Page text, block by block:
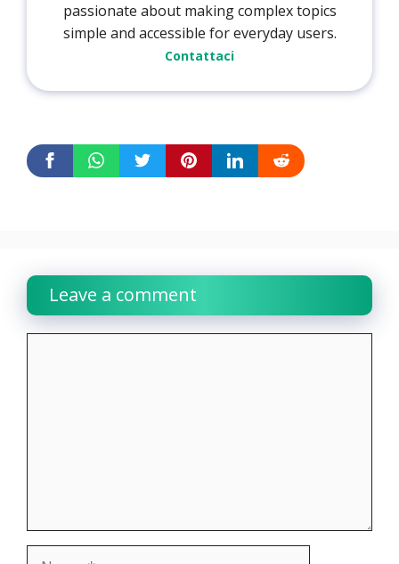
passionate about making complex topics
simple and accessible for everyday users.
Contattaci
Leave a comment